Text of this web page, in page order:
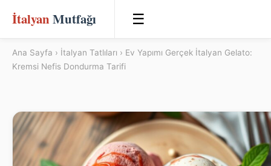
İtalyan Mutfağı ☰
Ana Sayfa › İtalyan Tatlıları › Ev Yapımı Gerçek İtalyan Gelato:
Kremsi Nefis Dondurma Tarifi